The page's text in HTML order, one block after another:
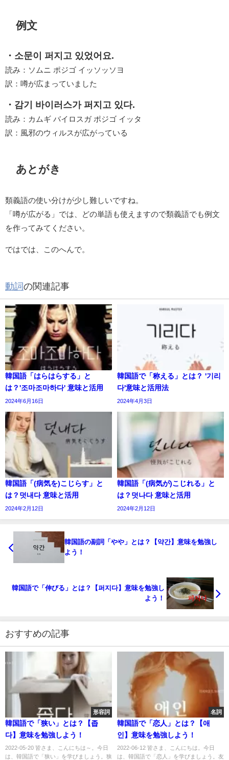
例文
・소문이 퍼지고 있었어요.
読み：ソムニ ポジゴ イッソッソヨ
訳：噂が広まっていました
・감기 바이러스가 퍼지고 있다.
読み：カムギ バイロスガ ポジゴ イッタ
訳：風邪のウィルスが広がっている
あとがき
類義語の使い分けが少し難しいですね。
「噂が広がる」では、どの単語も使えますので類義語でも例文
を作ってみてください。
ではでは、このへんで。
動詞の関連記事
韓国語「はらはらする」と
は？'조마조마하다' 意味と活用
2024年6月16日
韓国語で「称える」とは？ '기리
다'意味と活用法
2024年4月3日
韓国語「(病気を)こじらす」と
は？덧내다 意味と活用
2024年2月12日
韓国語「(病気が)こじれる」と
は？덧나다 意味と活用
2024年2月12日
韓国語の副詞「やや」とは？【약간】意味を勉強し
よう！
韓国語で「伸びる」とは？【퍼지다】意味を勉強し
よう！
おすすめの記事
形容詞
韓国語で「狭い」とは？【좁
다】意味を勉強しよう！
2022-05-20 皆さま、こんにちは～。今日
は、韓国語で「狭い」を学びましょう。狭
名詞
韓国語で「恋人」とは？【애
인】意味を勉強しよう！
2022-06-12 皆さま、こんにちは。今日
は、韓国語で「恋人」を学びましょう。友